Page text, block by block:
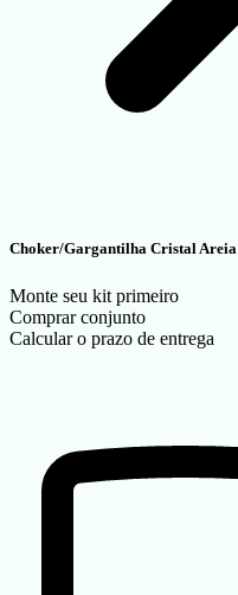
Choker/Gargantilha Cristal Areia
Monte seu kit primeiro
Comprar conjunto
Calcular o prazo de entrega